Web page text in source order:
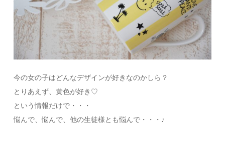
今の女の子はどんなデザインが好きなのかしら？
とりあえず、黄色が好き♡
という情報だけで・・・
悩んで、悩んで、他の生徒様とも悩んで・・・♪